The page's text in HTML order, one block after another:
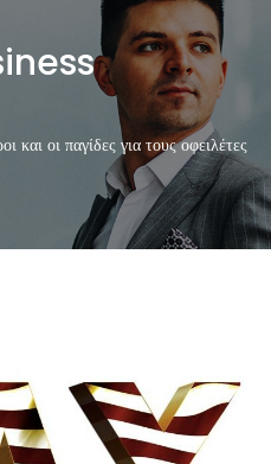
οι παγίδες για τους οφειλέτες